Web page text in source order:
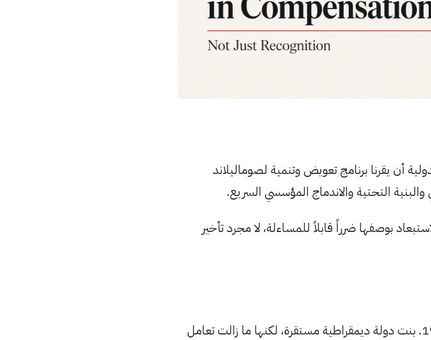
أن يقرنا برنامج تعويض وتنمية لصوماليلاند
التحتية والاندماج المؤسسي السريع.
بوصفها ضرراً قابلاً للمساءلة، لا مجرد تأخير
تعيش صوماليلاند في عزلة قسرية منذ عام 1991. بنت دولة ديمقراطية مستقرة، لكنها ما زالت تعامل